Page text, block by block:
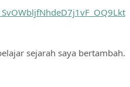
sejarah saya bertambah.